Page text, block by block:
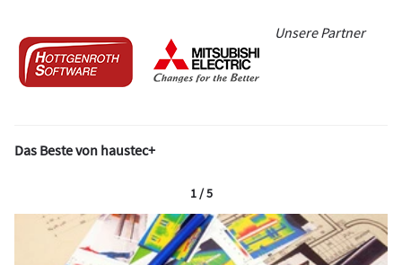
Unsere Partner
Das Beste von haustec+
1 / 5